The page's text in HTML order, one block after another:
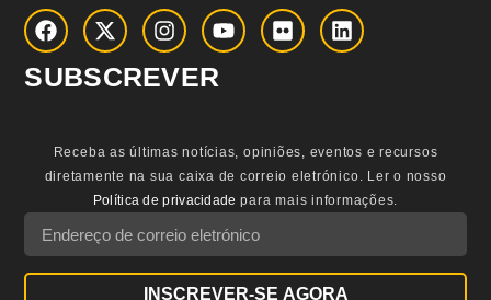
SUBSCREVER
Receba as últimas notícias, opiniões, eventos e recursos
diretamente na sua caixa de correio eletrónico. Ler o nosso
Política de privacidade para mais informações.
INSCREVER-SE AGORA